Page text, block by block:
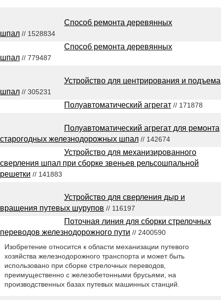
Способ ремонта деревянных
шпал // 1528834
Способ ремонта деревянных
шпал // 779487
Устройство для центрирования и подъема
шпал // 305231
Полуавтоматический агрегат // 171878
Полуавтоматический агрегат для ремонта
старогодных железнодорожных шпал // 142674
Устройство для механизированного
сверления шпал при сборке звеньев рельсошпальной
решетки // 141883
Устройство для сверления дыр и
вращения путевых шурупов // 116197
Поточная линия для сборки стрелочных
переводов железнодорожного пути // 2400590
Изобретение относится к области механизации путевого
хозяйства железнодорожного транспорта и может быть
использовано при сборке стрелочных переводов,
преимущественно с железобетонными брусьями, на
производственных базах путевых машинных станций.